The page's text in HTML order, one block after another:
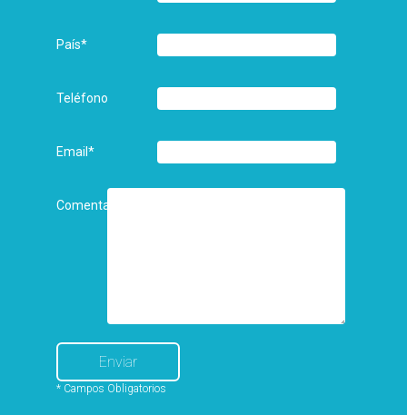
País*
Teléfono
Email*
Comentarios
* Campos Obligatorios